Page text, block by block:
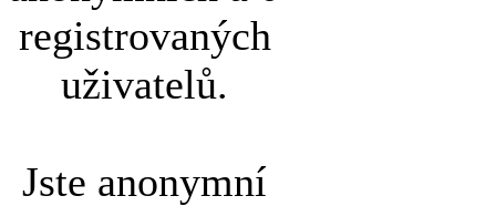
registrovaných
uživatelů.
Jste anonymní